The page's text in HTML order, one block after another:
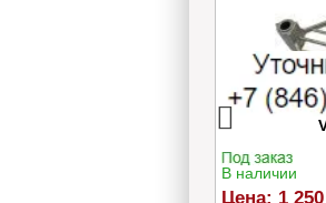
В наличии
Цена: 1 250